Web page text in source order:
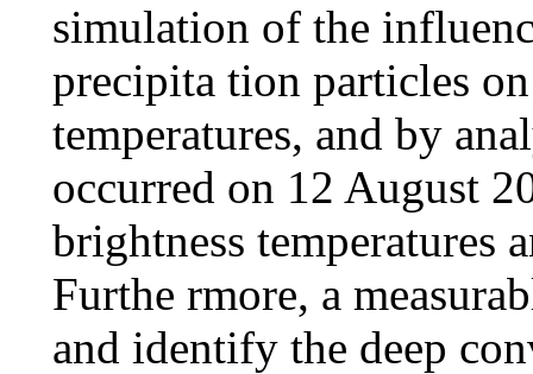
simulation of the
precipita tion particles
temperatures, and by
occurred on 12 August
brightness temperatures
Furthe rmore, a
and identify the deep